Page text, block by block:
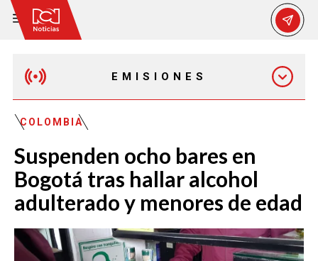
EMISIONES
EMISIÓN 7:00 PM
COLOMBIA
Suspenden ocho bares en
Bogotá tras hallar alcohol
adulterado y menores de edad